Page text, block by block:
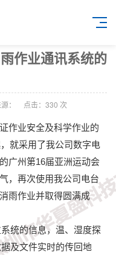
作业通讯系统的
： 点击： 330 次
作业安全及科学作业的
就采用了我公司数字电
广州第16届亚洲运动会
，再次使用我公司电台
雨作业并取得圆满成
统的信息，温、湿度探
及文件实时的传回地